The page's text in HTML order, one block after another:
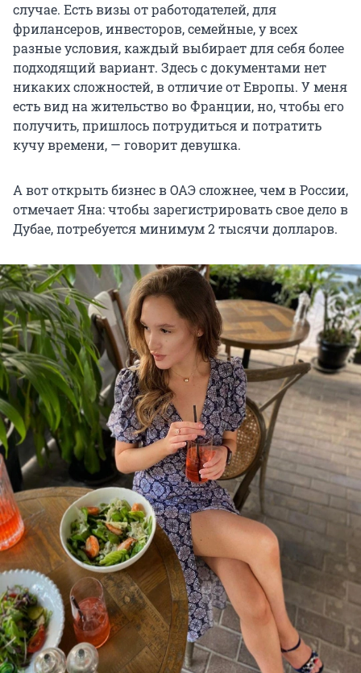
случае. Есть визы от работодателей, для
фрилансеров, инвесторов, семейные, у всех
разные условия, каждый выбирает для себя более
подходящий вариант. Здесь с документами нет
никаких сложностей, в отличие от Европы. У меня
есть вид на жительство во Франции, но, чтобы его
получить, пришлось потрудиться и потратить
кучу времени, — говорит девушка.
А вот открыть бизнес в ОАЭ сложнее, чем в России,
отмечает Яна: чтобы зарегистрировать свое дело в
Дубае, потребуется минимум 2 тысячи долларов.